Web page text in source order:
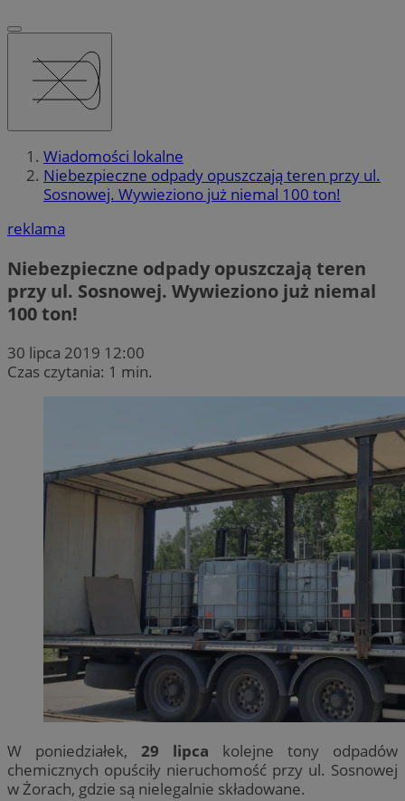
Wiadomości lokalne
Niebezpieczne odpady opuszczają teren przy ul.
Sosnowej. Wywieziono już niemal 100 ton!
reklama
Niebezpieczne odpady opuszczają teren
przy ul. Sosnowej. Wywieziono już niemal
100 ton!
30 lipca 2019 12:00
Czas czytania: 1 min.
W poniedziałek, 29 lipca kolejne tony odpadów
chemicznych opuściły nieruchomość przy ul. Sosnowej
w Żorach, gdzie są nielegalnie składowane.